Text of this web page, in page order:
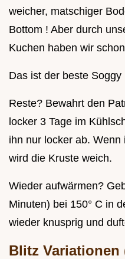
weicher, matschiger
Bottom ! Aber durch
Kuchen haben wir
Das ist der beste
Reste? Bewahrt den
locker 3 Tage im
ihn nur locker ab.
wird die Kruste weich.
Wieder aufwärmen?
Minuten) bei 150° C in
wieder knusprig und
Blitz Variationen